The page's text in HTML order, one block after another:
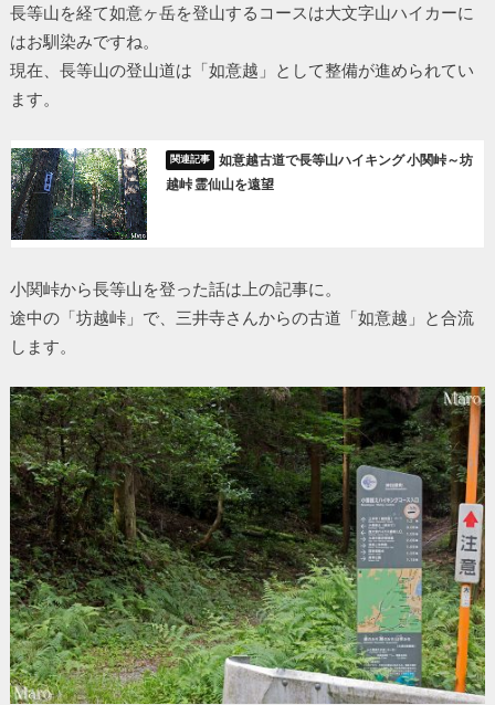
長等山を経て如意ヶ岳を登山するコースは大文字山ハイカーに
はお馴染みですね。
現在、長等山の登山道は「如意越」として整備が進められてい
ます。
如意越古道で長等山ハイキング 小関峠～坊
越峠 霊仙山を遠望
小関峠から長等山を登った話は上の記事に。
途中の「坊越峠」で、三井寺さんからの古道「如意越」と合流
します。